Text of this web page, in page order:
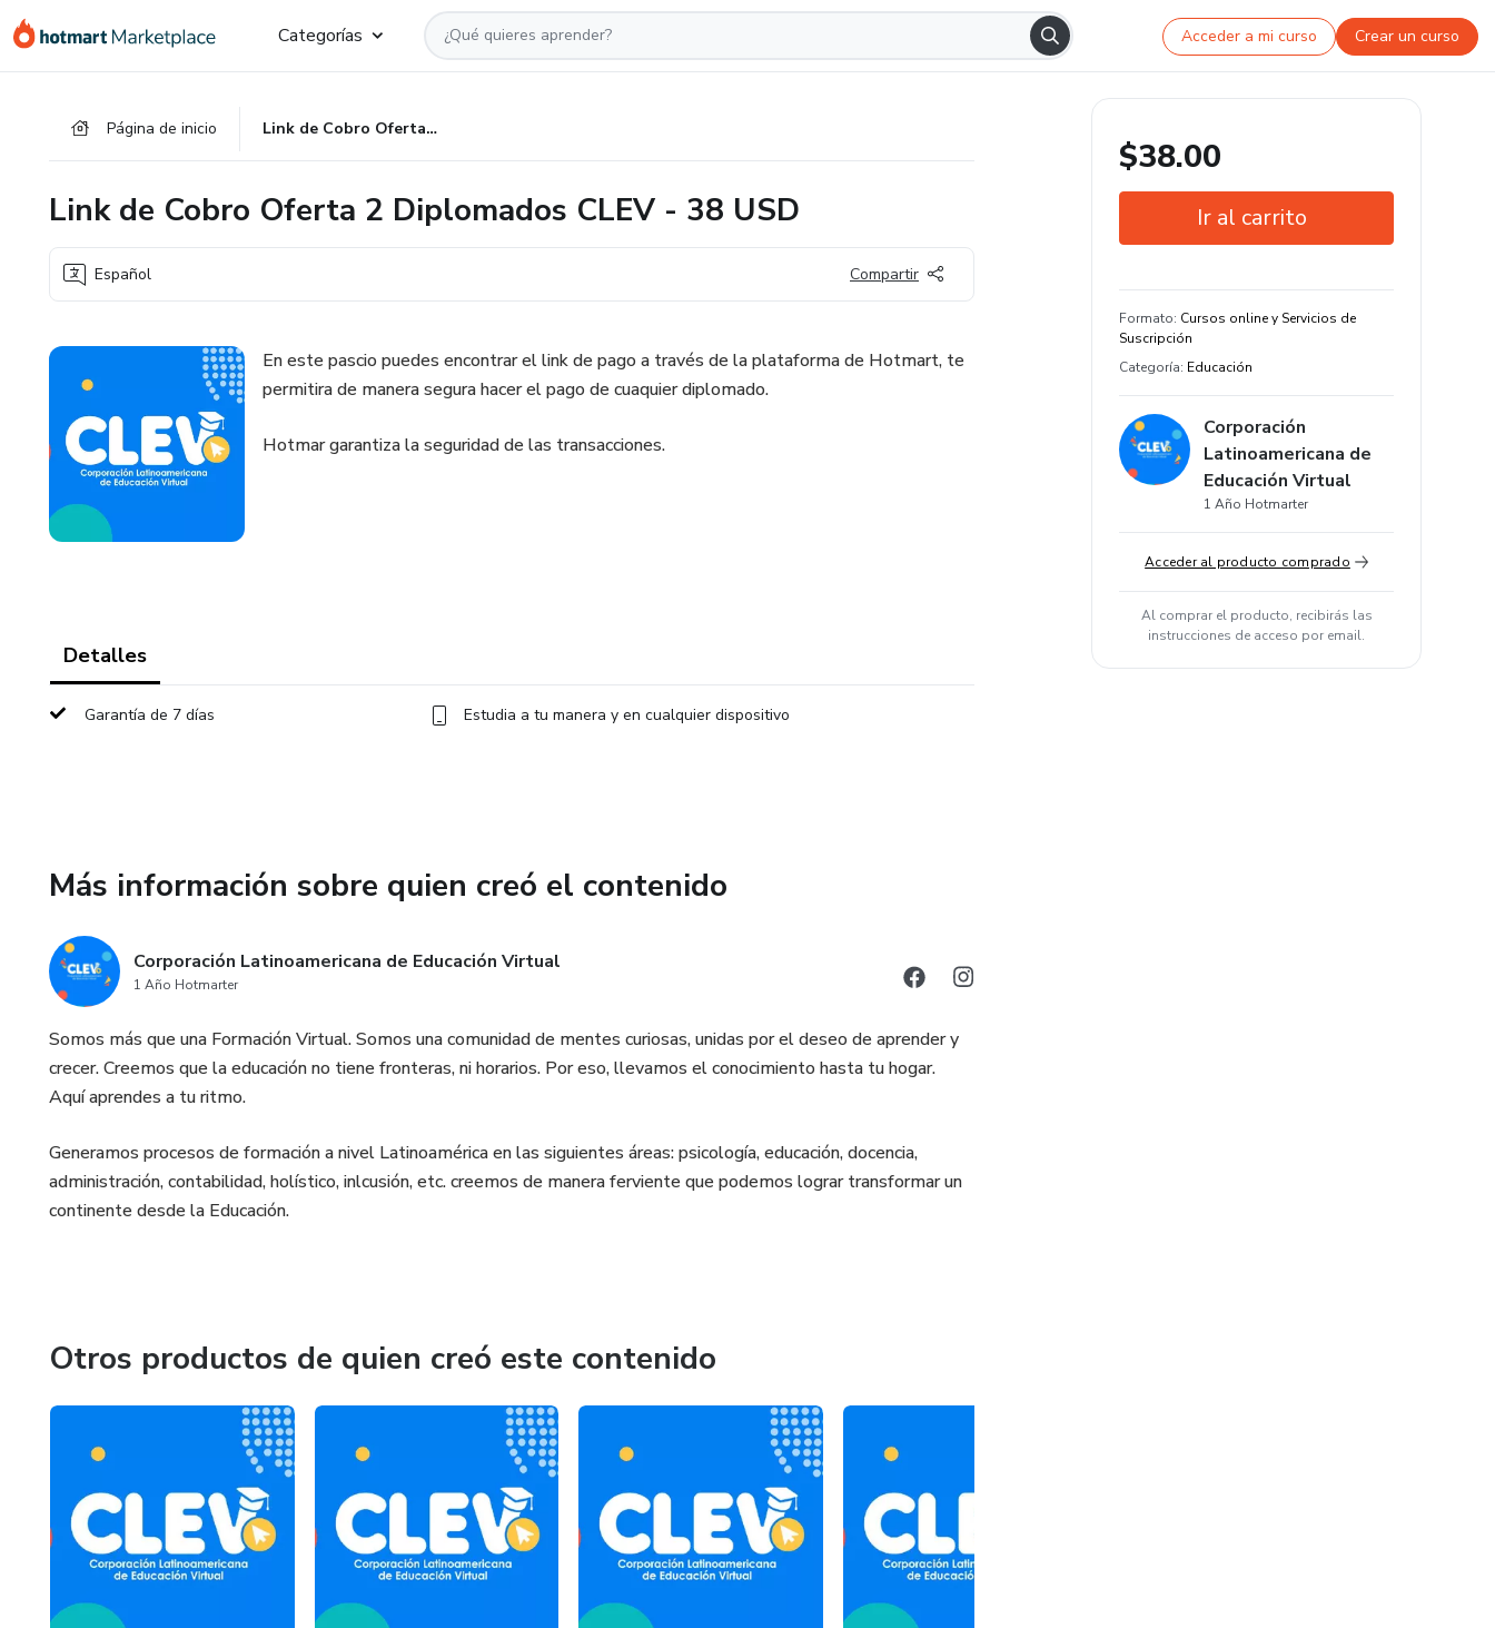
Categorías Acceder a mi curso Crear un curso
Página de inicio Link de Cobro Oferta 2 Diplomados CLEV - 38 USD
Link de Cobro Oferta 2 Diplomados CLEV - 38 USD
Español Compartir
En este pascio puedes encontrar el link de pago a través de la plataforma de Hotmart, te
permitira de manera segura hacer el pago de cuaquier diplomado.
Hotmar garantiza la seguridad de las transacciones.
Detalles
Garantía de 7 días Estudia a tu manera y en cualquier dispositivo
Más información sobre quien creó el contenido
Corporación Latinoamericana de Educación Virtual
1 Año Hotmarter
Somos más que una Formación Virtual. Somos una comunidad de mentes curiosas, unidas por el deseo de aprender y
crecer. Creemos que la educación no tiene fronteras, ni horarios. Por eso, llevamos el conocimiento hasta tu hogar.
Aquí aprendes a tu ritmo.
Generamos procesos de formación a nivel Latinoamérica en las siguientes áreas: psicología, educación, docencia,
administración, contabilidad, holístico, inlcusión, etc. creemos de manera ferviente que podemos lograr transformar un
continente desde la Educación.
Otros productos de quien creó este contenido
$38.00
Ir al carrito
Estudia a tu manera y en cualquier
dispositivo
Formato: Cursos online y Servicios de
Suscripción
Categoría: Educación
Corporación
Latinoamericana de
Educación Virtual
1 Año Hotmarter
Acceder al producto comprado
Al comprar el producto, recibirás las
instrucciones de acceso por email.